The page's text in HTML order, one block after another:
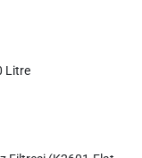
Litre